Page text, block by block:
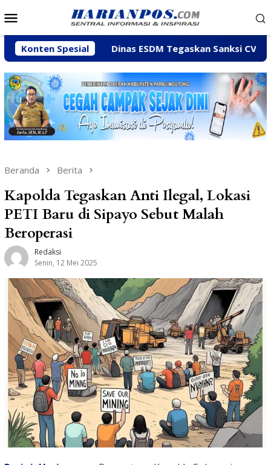
ke
Mobile
Konten Spesial
Dinas ESDM Tegaskan Sanksi CV BBN Belum
Beranda Berita
Kapolda Tegaskan Anti Ilegal, Lokasi
PETI Baru di Sipayo Sebut Malah
Beroperasi
Redaksi
Senin, 12 Mei 2025